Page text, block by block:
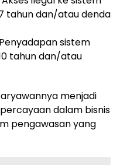
tahun dan/atau denda
Penyadapan sistem
tahun dan/atau
menjadi
dalam bisnis
pengawasan yang